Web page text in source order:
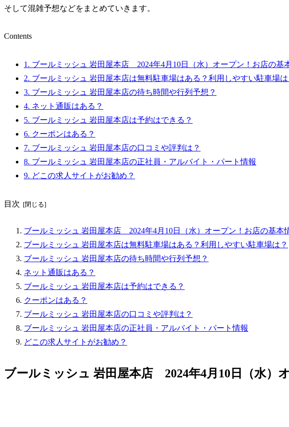
そして混雑予想などをまとめていきます。
Contents
1. ブールミッシュ 岩田屋本店 2024年4月10日（水）オープン！お店の基
2. ブールミッシュ 岩田屋本店は無料駐車場はある？利用しやすい駐車場は
3. ブールミッシュ 岩田屋本店の待ち時間や行列予想？
4. ネット通販はある？
5. ブールミッシュ 岩田屋本店は予約はできる？
6. クーポンはある？
7. ブールミッシュ 岩田屋本店の口コミや評判は？
8. ブールミッシュ 岩田屋本店の正社員・アルバイト・パート情報
9. どこの求人サイトがお勧め？
目次
ブールミッシュ 岩田屋本店 2024年4月10日（水）オープン！お店の基本
ブールミッシュ 岩田屋本店は無料駐車場はある？利用しやすい駐車場は？
ブールミッシュ 岩田屋本店の待ち時間や行列予想？
ネット通販はある？
ブールミッシュ 岩田屋本店は予約はできる？
クーポンはある？
ブールミッシュ 岩田屋本店の口コミや評判は？
ブールミッシュ 岩田屋本店の正社員・アルバイト・パート情報
どこの求人サイトがお勧め？
ブールミッシュ 岩田屋本店 2024年4月10日（水）